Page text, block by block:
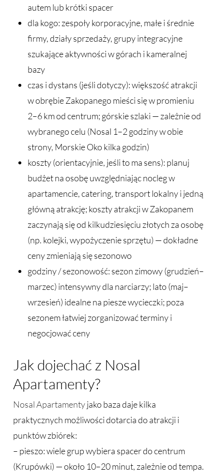
autem lub krótki spacer
dla kogo: zespoły korporacyjne, małe i średnie
firmy, działy sprzedaży, grupy integracyjne
szukające aktywności w górach i kameralnej
bazy
czas i dystans (jeśli dotyczy): większość atrakcji
w obrębie Zakopanego mieści się w promieniu
2–6 km od centrum; górskie szlaki — zależnie od
wybranego celu (Nosal 1–2 godziny w obie
strony, Morskie Oko kilka godzin)
koszty (orientacyjnie, jeśli to ma sens): planuj
budżet na osobę uwzględniając nocleg w
apartamencie, catering, transport lokalny i jedną
główną atrakcję; koszty atrakcji w Zakopanem
zaczynają się od kilkudziesięciu złotych za osobę
(np. kolejki, wypożyczenie sprzętu) — dokładne
ceny zmieniają się sezonowo
godziny / sezonowość: sezon zimowy (grudzień–
marzec) intensywny dla narciarzy; lato (maj–
wrzesień) idealne na piesze wycieczki; poza
sezonem łatwiej zorganizować terminy i
negocjować ceny
Jak dojechać z Nosal
Apartamenty?
Nosal Apartamentyjako baza daje kilka
praktycznych możliwości dotarcia do atrakcji i
punktów zbiórek:
– pieszo: wiele grup wybiera spacer do centrum
(Krupówki) — około 10–20 minut, zależnie od tempa.